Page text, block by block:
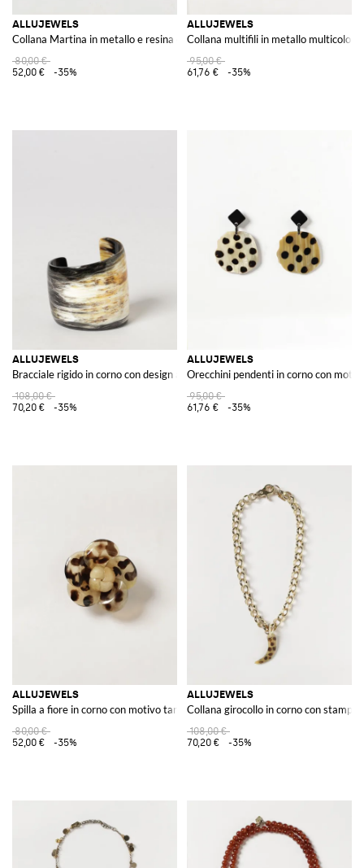
ALLUJEWELS
Collana Martina in metallo e resina con cristalli e charm
80,00 €
52,00 €
-35%
ALLUJEWELS
Collana multifili in metallo multicolor
95,00 €
61,76 €
-35%
ALLUJEWELS
Bracciale rigido in corno con design asimmetrico bicolore
108,00 €
70,20 €
-35%
ALLUJEWELS
Orecchini pendenti in corno con
95,00 €
61,76 €
-35%
ALLUJEWELS
Spilla a fiore in corno con motivo tartarugato e pois
80,00 €
52,00 €
-35%
ALLUJEWELS
Collana girocollo in corno con
108,00 €
70,20 €
-35%